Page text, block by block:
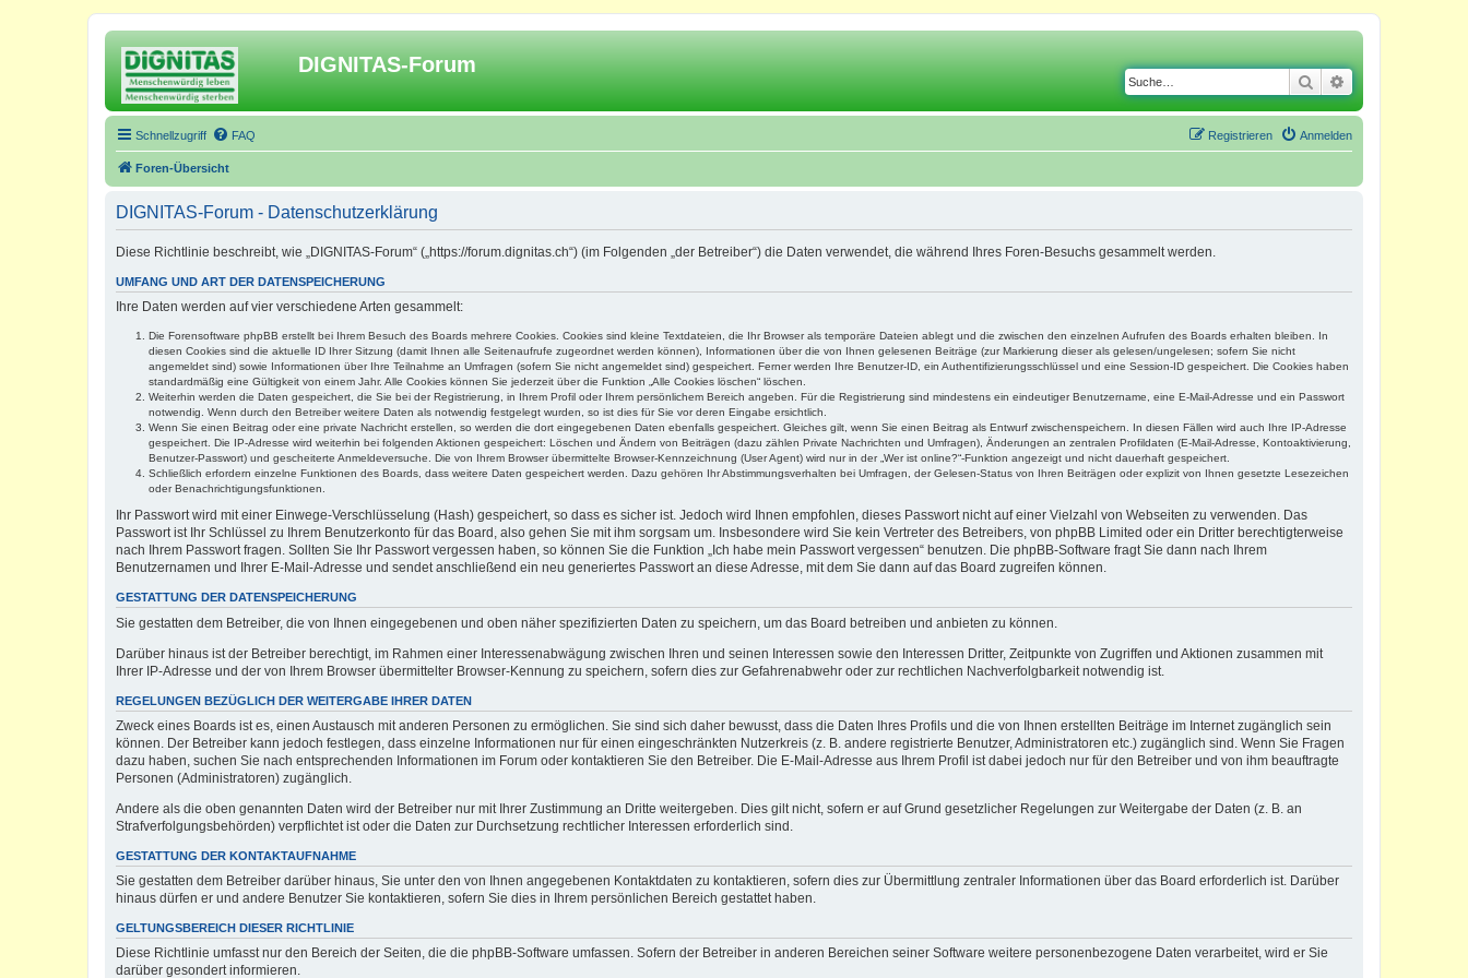
DIGNITAS-Forum
Suche
Schnellzugriff FAQ Anmelden
Registrieren
Foren-Übersicht
DIGNITAS-Forum - Datenschutzerklärung
Diese Richtlinie beschreibt, wie „DIGNITAS-Forum“ („https://forum.dignitas.ch“) (im Folgenden „der Betreiber“) die Daten verwendet, die während Ihres Foren-Besuchs gesammelt werden.
UMFANG UND ART DER DATENSPEICHERUNG
Ihre Daten werden auf vier verschiedene Arten gesammelt:
Die Forensoftware phpBB erstellt bei Ihrem Besuch des Boards mehrere Cookies. Cookies sind kleine Textdateien, die Ihr Browser als temporäre Dateien ablegt und die zwischen den einzelnen Aufrufen des Boards erhalten bleiben. In
diesen Cookies sind die aktuelle ID Ihrer Sitzung (damit Ihnen alle Seitenaufrufe zugeordnet werden können), Informationen über die von Ihnen gelesenen Beiträge (zur Markierung dieser als gelesen/ungelesen; sofern Sie nicht
angemeldet sind) sowie Informationen über Ihre Teilnahme an Umfragen (sofern Sie nicht angemeldet sind) gespeichert. Ferner werden Ihre Benutzer-ID, ein Authentifizierungsschlüssel und eine Session-ID gespeichert. Die Cookies haben
standardmäßig eine Gültigkeit von einem Jahr. Alle Cookies können Sie jederzeit über die Funktion „Alle Cookies löschen“ löschen.
Weiterhin werden die Daten gespeichert, die Sie bei der Registrierung, in Ihrem Profil oder Ihrem persönlichem Bereich angeben. Für die Registrierung sind mindestens ein eindeutiger Benutzername, eine E-Mail-Adresse und ein Passwort
notwendig. Wenn durch den Betreiber weitere Daten als notwendig festgelegt wurden, so ist dies für Sie vor deren Eingabe ersichtlich.
Wenn Sie einen Beitrag oder eine private Nachricht erstellen, so werden die dort eingegebenen Daten ebenfalls gespeichert. Gleiches gilt, wenn Sie einen Beitrag als Entwurf zwischenspeichern. In diesen Fällen wird auch Ihre IP-Adresse
gespeichert. Die IP-Adresse wird weiterhin bei folgenden Aktionen gespeichert: Löschen und Ändern von Beiträgen (dazu zählen Private Nachrichten und Umfragen), Änderungen an zentralen Profildaten (E-Mail-Adresse, Kontoaktivierung,
Benutzer-Passwort) und gescheiterte Anmeldeversuche. Die von Ihrem Browser übermittelte Browser-Kennzeichnung (User Agent) wird nur in der „Wer ist online?“-Funktion angezeigt und nicht dauerhaft gespeichert.
Schließlich erfordern einzelne Funktionen des Boards, dass weitere Daten gespeichert werden. Dazu gehören Ihr Abstimmungsverhalten bei Umfragen, der Gelesen-Status von Ihren Beiträgen oder explizit von Ihnen gesetzte Lesezeichen
oder Benachrichtigungsfunktionen.
Ihr Passwort wird mit einer Einwege-Verschlüsselung (Hash) gespeichert, so dass es sicher ist. Jedoch wird Ihnen empfohlen, dieses Passwort nicht auf einer Vielzahl von Webseiten zu verwenden. Das
Passwort ist Ihr Schlüssel zu Ihrem Benutzerkonto für das Board, also gehen Sie mit ihm sorgsam um. Insbesondere wird Sie kein Vertreter des Betreibers, von phpBB Limited oder ein Dritter berechtigterweise
nach Ihrem Passwort fragen. Sollten Sie Ihr Passwort vergessen haben, so können Sie die Funktion „Ich habe mein Passwort vergessen“ benutzen. Die phpBB-Software fragt Sie dann nach Ihrem
Benutzernamen und Ihrer E-Mail-Adresse und sendet anschließend ein neu generiertes Passwort an diese Adresse, mit dem Sie dann auf das Board zugreifen können.
GESTATTUNG DER DATENSPEICHERUNG
Sie gestatten dem Betreiber, die von Ihnen eingegebenen und oben näher spezifizierten Daten zu speichern, um das Board betreiben und anbieten zu können.
Darüber hinaus ist der Betreiber berechtigt, im Rahmen einer Interessenabwägung zwischen Ihren und seinen Interessen sowie den Interessen Dritter, Zeitpunkte von Zugriffen und Aktionen zusammen mit
Ihrer IP-Adresse und der von Ihrem Browser übermittelter Browser-Kennung zu speichern, sofern dies zur Gefahrenabwehr oder zur rechtlichen Nachverfolgbarkeit notwendig ist.
REGELUNGEN BEZÜGLICH DER WEITERGABE IHRER DATEN
Zweck eines Boards ist es, einen Austausch mit anderen Personen zu ermöglichen. Sie sind sich daher bewusst, dass die Daten Ihres Profils und die von Ihnen erstellten Beiträge im Internet zugänglich sein
können. Der Betreiber kann jedoch festlegen, dass einzelne Informationen nur für einen eingeschränkten Nutzerkreis (z. B. andere registrierte Benutzer, Administratoren etc.) zugänglich sind. Wenn Sie Fragen
dazu haben, suchen Sie nach entsprechenden Informationen im Forum oder kontaktieren Sie den Betreiber. Die E-Mail-Adresse aus Ihrem Profil ist dabei jedoch nur für den Betreiber und von ihm beauftragte
Personen (Administratoren) zugänglich.
Andere als die oben genannten Daten wird der Betreiber nur mit Ihrer Zustimmung an Dritte weitergeben. Dies gilt nicht, sofern er auf Grund gesetzlicher Regelungen zur Weitergabe der Daten (z. B. an
Strafverfolgungsbehörden) verpflichtet ist oder die Daten zur Durchsetzung rechtlicher Interessen erforderlich sind.
GESTATTUNG DER KONTAKTAUFNAHME
Sie gestatten dem Betreiber darüber hinaus, Sie unter den von Ihnen angegebenen Kontaktdaten zu kontaktieren, sofern dies zur Übermittlung zentraler Informationen über das Board erforderlich ist. Darüber
hinaus dürfen er und andere Benutzer Sie kontaktieren, sofern Sie dies in Ihrem persönlichen Bereich gestattet haben.
GELTUNGSBEREICH DIESER RICHTLINIE
Diese Richtlinie umfasst nur den Bereich der Seiten, die die phpBB-Software umfassen. Sofern der Betreiber in anderen Bereichen seiner Software weitere personenbezogene Daten verarbeitet, wird er Sie
darüber gesondert informieren.